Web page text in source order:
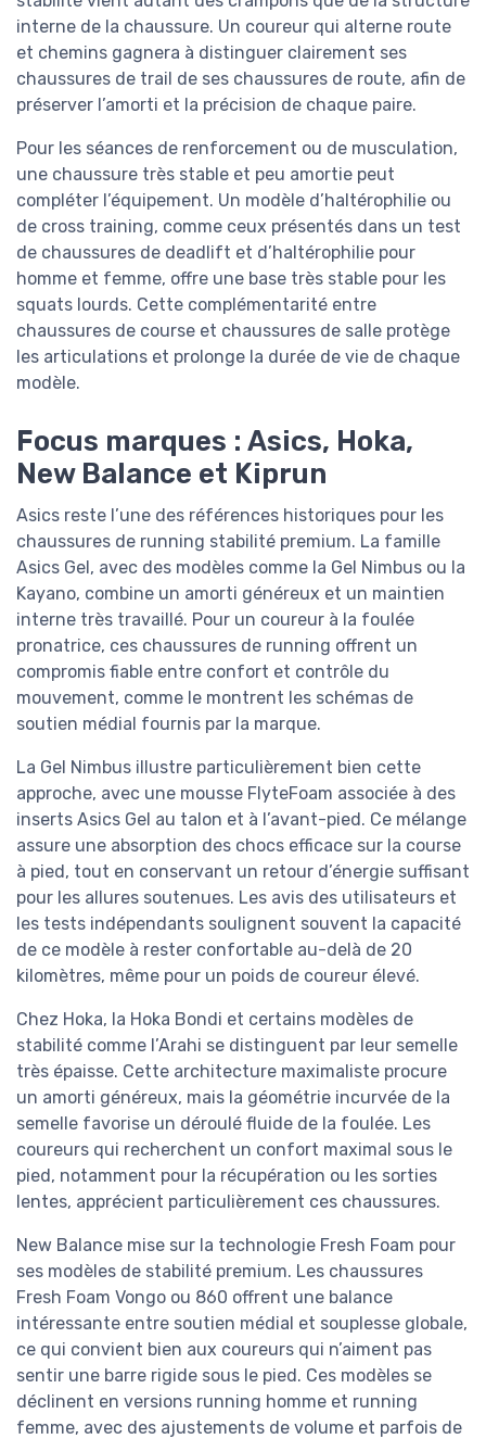
interne de la chaussure. Un coureur qui alterne route
et chemins gagnera à distinguer clairement ses
chaussures de trail de ses chaussures de route, afin de
préserver l’amorti et la précision de chaque paire.
Pour les séances de renforcement ou de musculation,
une chaussure très stable et peu amortie peut
compléter l’équipement. Un modèle d’haltérophilie ou
de cross training, comme ceux présentés dans un test
de chaussures de deadlift et d’haltérophilie pour
homme et femme, offre une base très stable pour les
squats lourds. Cette complémentarité entre
chaussures de course et chaussures de salle protège
les articulations et prolonge la durée de vie de chaque
modèle.
Focus marques : Asics, Hoka,
New Balance et Kiprun
Asics reste l’une des références historiques pour les
chaussures de running stabilité premium. La famille
Asics Gel, avec des modèles comme la Gel Nimbus ou la
Kayano, combine un amorti généreux et un maintien
interne très travaillé. Pour un coureur à la foulée
pronatrice, ces chaussures de running offrent un
compromis fiable entre confort et contrôle du
mouvement, comme le montrent les schémas de
soutien médial fournis par la marque.
La Gel Nimbus illustre particulièrement bien cette
approche, avec une mousse FlyteFoam associée à des
inserts Asics Gel au talon et à l’avant-pied. Ce mélange
assure une absorption des chocs efficace sur la course
à pied, tout en conservant un retour d’énergie suffisant
pour les allures soutenues. Les avis des utilisateurs et
les tests indépendants soulignent souvent la capacité
de ce modèle à rester confortable au-delà de 20
kilomètres, même pour un poids de coureur élevé.
Chez Hoka, la Hoka Bondi et certains modèles de
stabilité comme l’Arahi se distinguent par leur semelle
très épaisse. Cette architecture maximaliste procure
un amorti généreux, mais la géométrie incurvée de la
semelle favorise un déroulé fluide de la foulée. Les
coureurs qui recherchent un confort maximal sous le
pied, notamment pour la récupération ou les sorties
lentes, apprécient particulièrement ces chaussures.
New Balance mise sur la technologie Fresh Foam pour
ses modèles de stabilité premium. Les chaussures
Fresh Foam Vongo ou 860 offrent une balance
intéressante entre soutien médial et souplesse globale,
ce qui convient bien aux coureurs qui n’aiment pas
sentir une barre rigide sous le pied. Ces modèles se
déclinent en versions running homme et running
femme, avec des ajustements de volume et parfois de